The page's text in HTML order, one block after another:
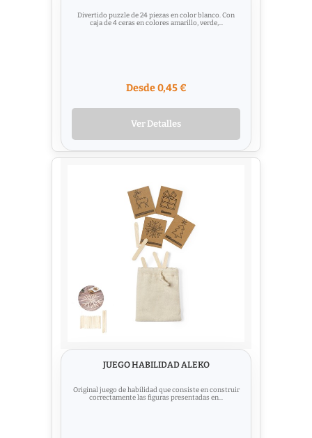
Divertido puzzle de 24 piezas en color blanco. Con
caja de 4 ceras en colores amarillo, verde,...
Desde 0,45 €
Ver Detalles
JUEGO HABILIDAD ALEKO
Original juego de habilidad que consiste en construir
correctamente las figuras presentadas en...